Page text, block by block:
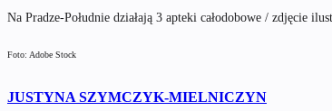
Na Pradze-Południe działają 3 apteki całodobowe / zdjęcie
Foto: Adobe Stock
JUSTYNA SZYMCZYK-MIELNICZYN